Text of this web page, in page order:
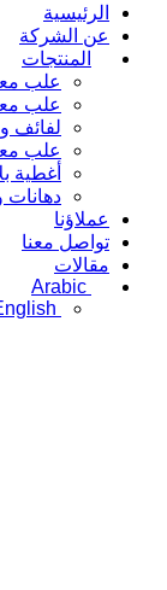
الرئيسية
عن الشركة
المنتجات
علب
علب
لفائف
علب
أغطية
دهانات
عملاؤنا
تواصل معنا
مقالات
Arabic